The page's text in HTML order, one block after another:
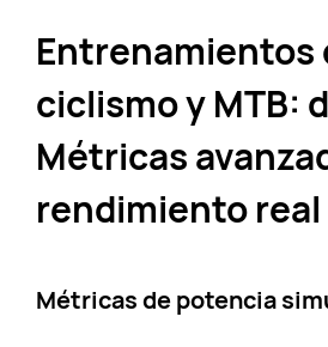
Entrenamientos
ciclismo y MTB:
Métricas
rendimiento real
Métricas de potencia